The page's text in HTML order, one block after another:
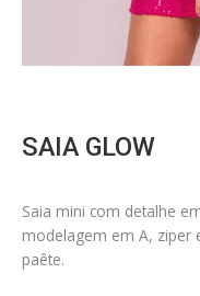
SAIA GLOW
Saia mini com detalhe
modelagem em A, ziper
paête.